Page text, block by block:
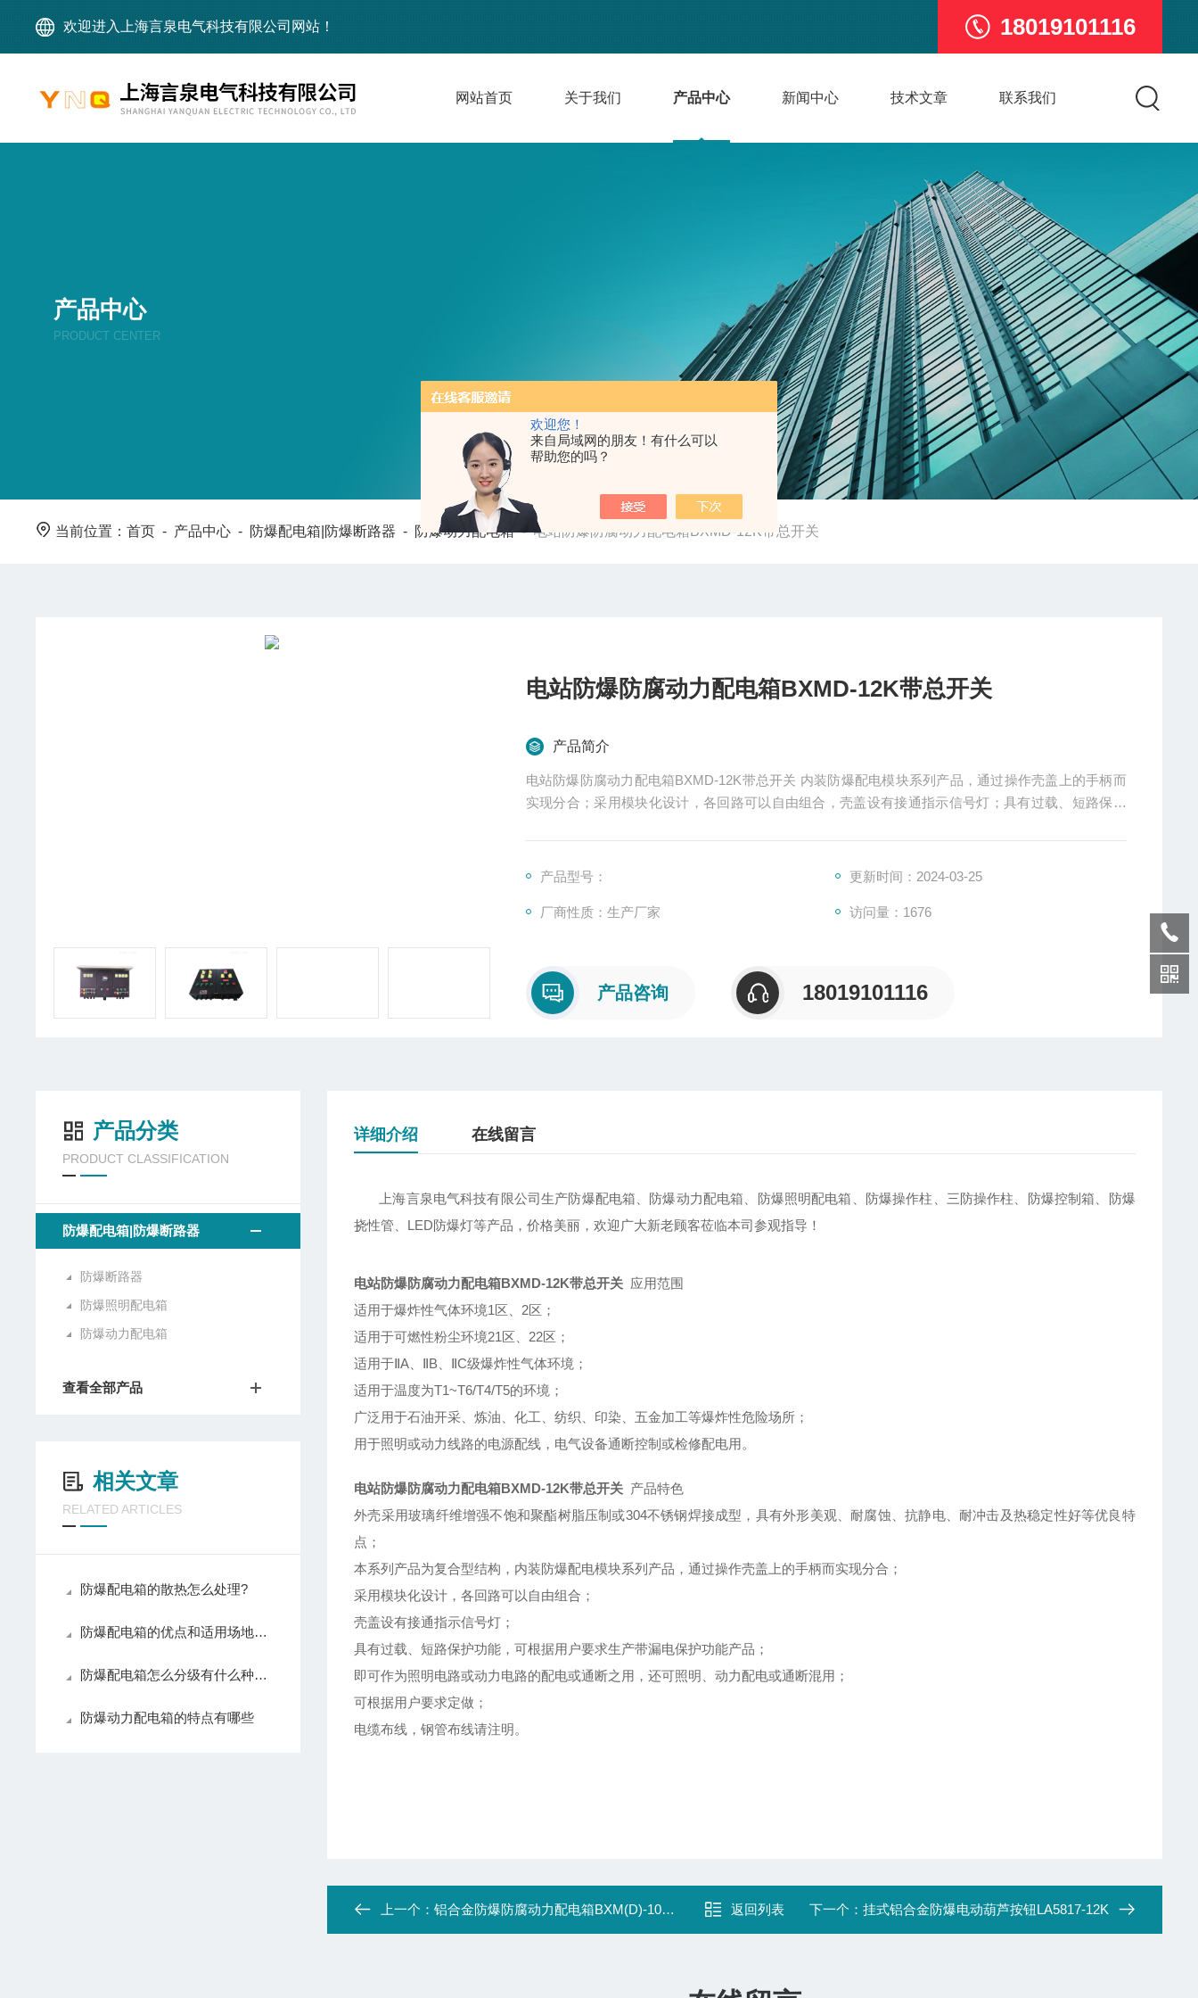
欢迎您！
来自局域网的朋友！有什么可以
帮助您的吗？
欢迎进入上海言泉电气科技有限公司网站！ 18019101116
网站首页 关于我们 产品中心 新闻中心 技术文章 联系我们
产品中心
PRODUCT CENTER
当前位置：首页 - 产品中心 - 防爆配电箱|防爆断路器 - 防爆动力配电箱-电站防爆防腐动力配电箱BXMD-12K带总开关
电站防爆防腐动力配电箱BXMD-12K带总开关
产品简介
电站防爆防腐动力配电箱BXMD-12K带总开关 内装防爆配电模块系列产品，通过操作壳盖上的手柄而
实现分合；采用模块化设计，各回路可以自由组合，壳盖设有接通指示信号灯；具有过载、短路保护
可根据用户要求定做；
产品型号： 更新时间：2024-03-25
厂商性质：生产厂家 访问量：1676
产品咨询 18019101116
产品分类
PRODUCT CLASSIFICATION
防爆配电箱|防爆断路器
防爆断路器
防爆照明配电箱
防爆动力配电箱
查看全部产品
相关文章
RELATED ARTICLES
防爆配电箱的散热怎么处理?
防爆配电箱的优点和适用场地是什么？
防爆配电箱怎么分级有什么种类？
防爆动力配电箱的特点有哪些
详细介绍 在线留言
上海言泉电气科技有限公司生产防爆配电箱、防爆动力配电箱、防爆照明配电箱、防爆操作柱、三防操作柱、防爆控制箱、防爆
挠性管、 LED防爆灯等产品，价格美丽，欢迎广大新老顾客莅临本司参观指导 ！
电站防爆防腐动力配电箱BXMD-12K带总开关 应用范围
适用于爆炸性气体环境1区、2区；
适用于可燃性粉尘环境21区、22区；
适用于ⅡA、ⅡB、ⅡC级爆炸性气体环境；
适用于温度为T1~T6/T4/T5的环境；
广泛用于石油开采、炼油、化工、纺织、印染、五金加工等爆炸性危险场所；
用于照明或动力线路的电源配线，电气设备通断控制或检修配电用。
电站防爆防腐动力配电箱BXMD-12K带总开关 产品特色
外壳采用玻璃纤维增强不饱和聚酯树脂压制或304不锈钢焊接成型，具有外形美观、耐腐蚀、抗静电、耐冲击及热稳定性好等优良特
点；
本系列产品为复合型结构，内装防爆配电模块系列产品，通过操作壳盖上的手柄而实现分合；
采用模块化设计，各回路可以自由组合；
壳盖设有接通指示信号灯；
具有过载、短路保护功能，可根据用户要求生产带漏电保护功能产品；
即可作为照明电路或动力电路的配电或通断之用，还可照明、动力配电或通断混用；
可根据用户要求定做；
电缆布线，钢管布线请注明。
上一个：铝合金防爆防腐动力配电箱BXM(D)-10K32A 返回列表 下一个： 挂式铝合金防爆电动葫芦按钮LA5817-12K